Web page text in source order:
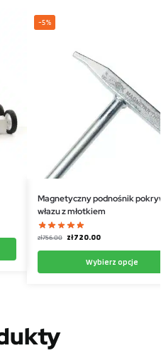
-5%
Magnetyczny podnośnik
włazu z młotkiem
zł756.00 zł720.00
Wybierz opcje